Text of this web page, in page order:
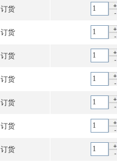
订货
订货
订货
订货
订货
订货
订货